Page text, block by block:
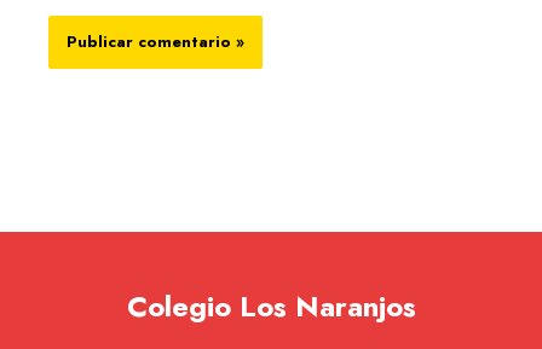
Colegio Los Naranjos